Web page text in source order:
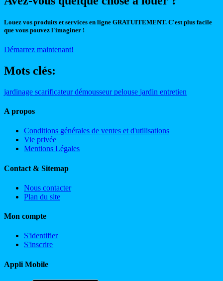
Louez vos produits et services en ligne GRATUITEMENT. C'est plus facile
que vous pouvez l'imaginer !
Démarrez maintenant!
Mots clés:
jardinage scarificateurdémousseurpelouse jardin entretien
A propos
Conditions générales de ventes et d'utilisations
Vie privée
Mentions Légales
Contact & Sitemap
Nous contacter
Plan du site
Mon compte
S'identifier
S'inscrire
Appli Mobile